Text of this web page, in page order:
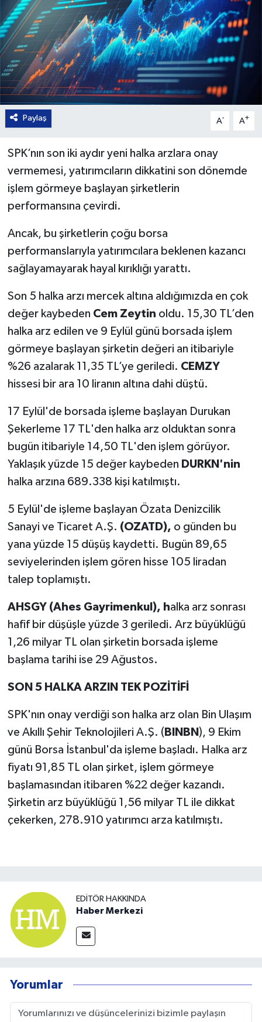
Paylaş A- A+
SPK’nın son iki aydır yeni halka arzlara onay
vermemesi, yatırımcıların dikkatini son dönemde
işlem görmeye başlayan şirketlerin
performansına çevirdi.
Ancak, bu şirketlerin çoğu borsa
performanslarıyla yatırımcılara beklenen kazancı
sağlayamayarak hayal kırıklığı yarattı.
Son 5 halka arzı mercek altına aldığımızda en çok
değer kaybeden Cem Zeytin oldu. 15,30 TL’den
halka arz edilen ve 9 Eylül günü borsada işlem
görmeye başlayan şirketin değeri an itibariyle
%26 azalarak 11,35 TL’ye geriledi. CEMZY
hissesi bir ara 10 liranın altına dahi düştü.
17 Eylül'de borsada işleme başlayan Durukan
Şekerleme 17 TL'den halka arz olduktan sonra
bugün itibariyle 14,50 TL'den işlem görüyor.
Yaklaşık yüzde 15 değer kaybeden DURKN'nin
halka arzına 689.338 kişi katılmıştı.
5 Eylül'de işleme başlayan Özata Denizcilik
Sanayi ve Ticaret A.Ş. (OZATD), o günden bu
yana yüzde 15 düşüş kaydetti. Bugün 89,65
seviyelerinden işlem gören hisse 105 liradan
talep toplamıştı.
AHSGY (Ahes Gayrimenkul), halka arz sonrası
hafif bir düşüşle yüzde 3 geriledi. Arz büyüklüğü
1,26 milyar TL olan şirketin borsada işleme
başlama tarihi ise 29 Ağustos.
SON 5 HALKA ARZIN TEK POZİTİFİ
SPK'nın onay verdiği son halka arz olan Bin Ulaşım
ve Akıllı Şehir Teknolojileri A.Ş. ( BINBN ), 9 Ekim
günü Borsa İstanbul'da işleme başladı. Halka arz
fiyatı 91,85 TL olan şirket, işlem görmeye
başlamasından itibaren %22 değer kazandı.
Şirketin arz büyüklüğü 1,56 milyar TL ile dikkat
çekerken, 278.910 yatırımcı arza katılmıştı.
EDITÖR HAKKINDA
Haber Merkezi
Yorumlar